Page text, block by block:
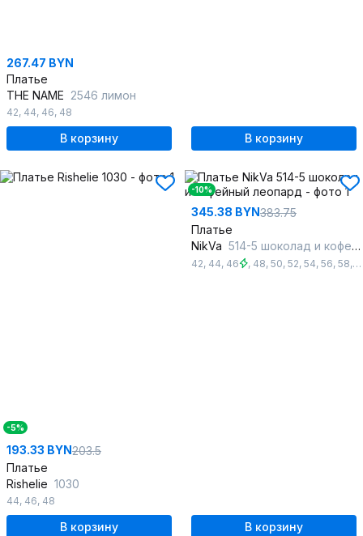
267.47 BYN
Платье
THE NAME 2546 лимон
42, 44, 46, 48
В корзину В корзину
-5%
193.33 BYN203.5
Платье
Rishelie 1030
44, 46, 48
В корзину
-10%
345.38 BYN383.75
Платье
NikVa 514-5 шоколад и кофейный леопард
42, 44, 46 , 48, 50, 52, 54, 56, 58,
В корзину